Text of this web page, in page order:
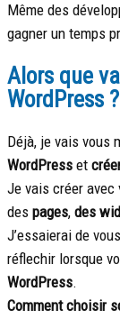
Même des
gagner un temps
Alors que
WordPress ?
Déjà, je vais vous
WordPress et
Je vais créer avec
des pages, des
J’essaierai de
réflechir lorsque
WordPress.
Comment choisir